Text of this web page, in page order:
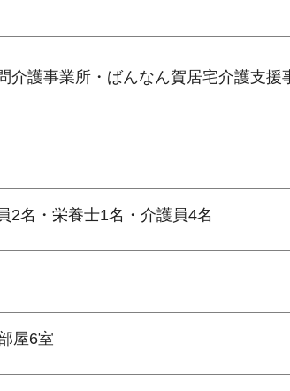
介護事業所・ばんなん賀居宅介護支援
2名・栄養士1名・介護員4名
屋6室